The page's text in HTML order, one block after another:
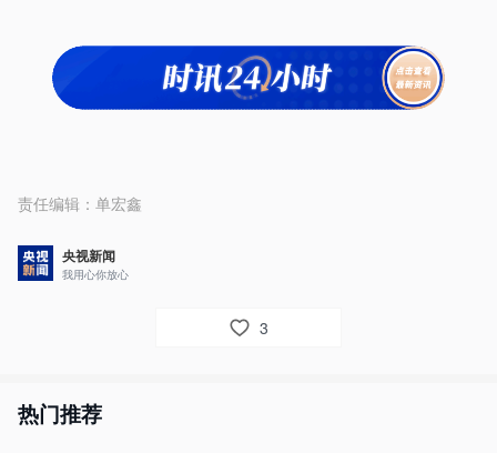
责任编辑： 单宏鑫
央视新闻
我用心你放心
3
热门推荐